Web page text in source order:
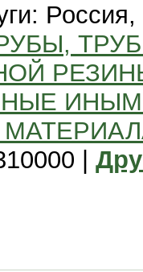
Россия,
|